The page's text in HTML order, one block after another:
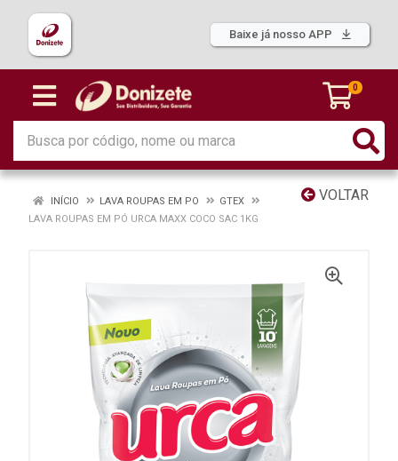
Baixe já nosso APP
0
VOLTAR
INÍCIO LAVA ROUPAS EM PO
GTEX
LAVA ROUPAS EM PÓ URCA MAXX COCO SAC 1KG